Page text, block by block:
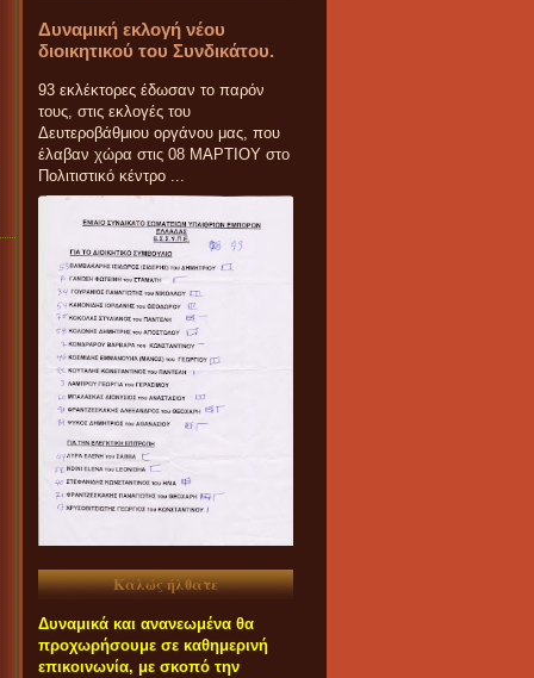
Δυναμική εκλογή νέου
διοικητικού του Συνδικάτου.
93 εκλέκτορες έδωσαν το παρόν
τους, στις εκλογές του
Δευτεροβάθμιου οργάνου μας, που
έλαβαν χώρα στις 08 ΜΑΡΤΙΟΥ στο
Πολιτιστικό κέντρο ...
Καλώς ήλθατε
Δυναμικά και ανανεωμένα θα
προχωρήσουμε σε καθημερινή
επικοινωνία, με σκοπό την